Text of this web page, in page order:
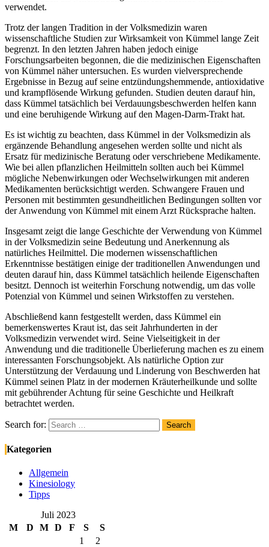
verwendet.
Trotz der langen Tradition in der Volksmedizin waren
wissenschaftliche Studien zur Wirksamkeit von Kümmel lange Zeit
begrenzt. In den letzten Jahren haben jedoch einige
Forschungsarbeiten begonnen, die die medizinischen Eigenschaften
von Kümmel näher untersuchen. Es wurden vielversprechende
Ergebnisse in Bezug auf seine entzündungshemmende, antioxidative
und krampflösende Wirkung gefunden. Studien deuten darauf hin,
dass Kümmel tatsächlich bei Verdauungsbeschwerden helfen kann
und eine beruhigende Wirkung auf den Magen-Darm-Trakt hat.
Es ist wichtig zu beachten, dass Kümmel in der Volksmedizin als
ergänzende Behandlung angesehen werden sollte und nicht als
Ersatz für medizinische Beratung oder verschriebene Medikamente.
Wie bei allen pflanzlichen Heilmitteln sollten auch bei Kümmel
mögliche Nebenwirkungen oder Wechselwirkungen mit anderen
Medikamenten berücksichtigt werden. Schwangere Frauen und
Personen mit bestimmten gesundheitlichen Bedingungen sollten vor
der Anwendung von Kümmel mit einem Arzt Rücksprache halten.
Insgesamt zeigt die lange Geschichte der Verwendung von Kümmel
in der Volksmedizin seine Bedeutung und Anerkennung als
natürliches Heilmittel. Die modernen wissenschaftlichen
Erkenntnisse bestätigen einige der traditionellen Anwendungen und
deuten darauf hin, dass Kümmel tatsächlich heilende Eigenschaften
besitzt. Dennoch ist weiterhin Forschung notwendig, um das volle
Potenzial von Kümmel und seinen Wirkstoffen zu verstehen.
Abschließend kann festgestellt werden, dass Kümmel ein
bemerkenswertes Kraut ist, das seit Jahrhunderten in der
Volksmedizin verwendet wird. Seine Vielseitigkeit in der
Anwendung und die traditionelle Überlieferung machen es zu einem
interessanten Forschungsobjekt. Als natürliche Option zur
Unterstützung der Verdauung und Linderung von Beschwerden hat
Kümmel seinen Platz in der modernen Kräuterheilkunde und sollte
mit gebührender Achtung für seine Geschichte und Heilkraft
betrachtet werden.
Search for: Search
Kategorien
Allgemein
Kinesiology
Tipps
Juli 2023
M
D M D F S S
1
2